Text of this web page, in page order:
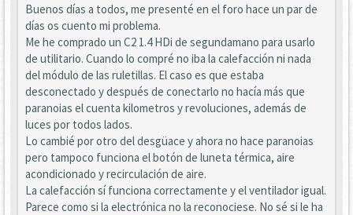
Buenos días a todos, me presenté en el foro hace un par de
días os cuento mi problema.
Me he comprado un C2 1.4 HDi de segundamano para usarlo
de utilitario. Cuando lo compré no iba la calefacción ni nada
del módulo de las ruletillas. El caso es que estaba
desconectado y después de conectarlo no hacía más que
paranoias el cuenta kilometros y revoluciones, además de
luces por todos lados.
Lo cambié por otro del desgüace y ahora no hace paranoias
pero tampoco funciona el botón de luneta térmica, aire
acondicionado y recirculación de aire.
La calefacción sí funciona correctamente y el ventilador igual.
Parece como si la electrónica no la reconociese. No sé si le ha